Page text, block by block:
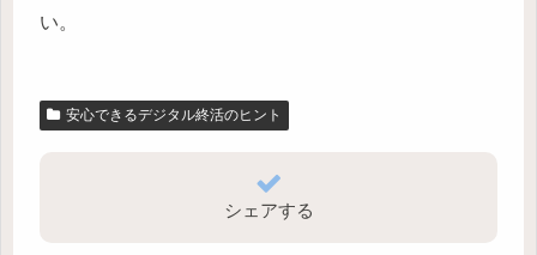
い。
安心できるデジタル終活のヒント
シェアする